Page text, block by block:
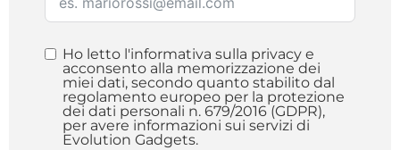
Ho letto l'informativa sulla privacy e
acconsento alla memorizzazione dei
miei dati, secondo quanto stabilito dal
regolamento europeo per la protezione
dei dati personali n. 679/2016 (GDPR),
per avere informazioni sui servizi di
Evolution Gadgets.